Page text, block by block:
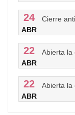
24
ABR
Cierre
22
ABR
Abierta la
22
ABR
Abierta la